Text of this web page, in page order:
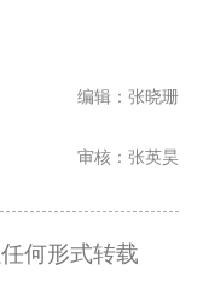
编辑：张晓珊
审核：张英昊
何形式转载